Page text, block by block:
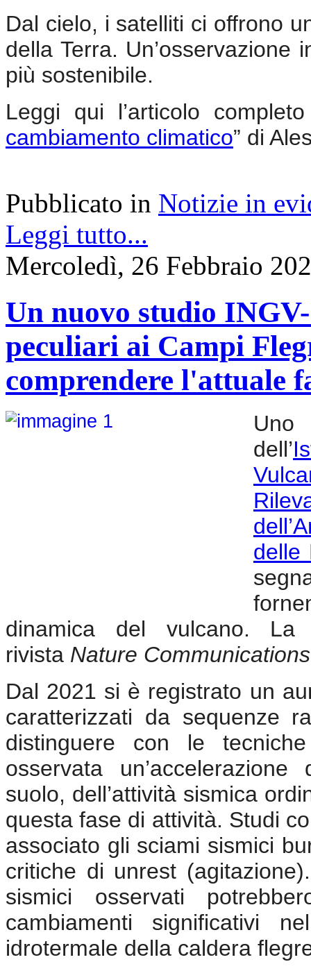
Dal cielo, i satelliti ci offrono
della Terra.
più sostenibile.
Leggi qui l’articolo
cambiamento climatico” di
Pubblicato in Notizie in
Leggi tutto...
Mercoledì, 26 Febbraio
Un nuovo studio
peculiari ai Campi
comprendere l'attuale
Uno
dell’
delle
dinamica del vulcano.
rivista Nature Communications
Dal 2021 si è registrato un
caratterizzati da sequenze
distinguere con le
osservata
suolo, dell’attività sismica
questa fase di attività. Studi
associato gli sciami sismici
critiche di unrest
sismici osservati
cambiamenti significativi
idrotermale della caldera